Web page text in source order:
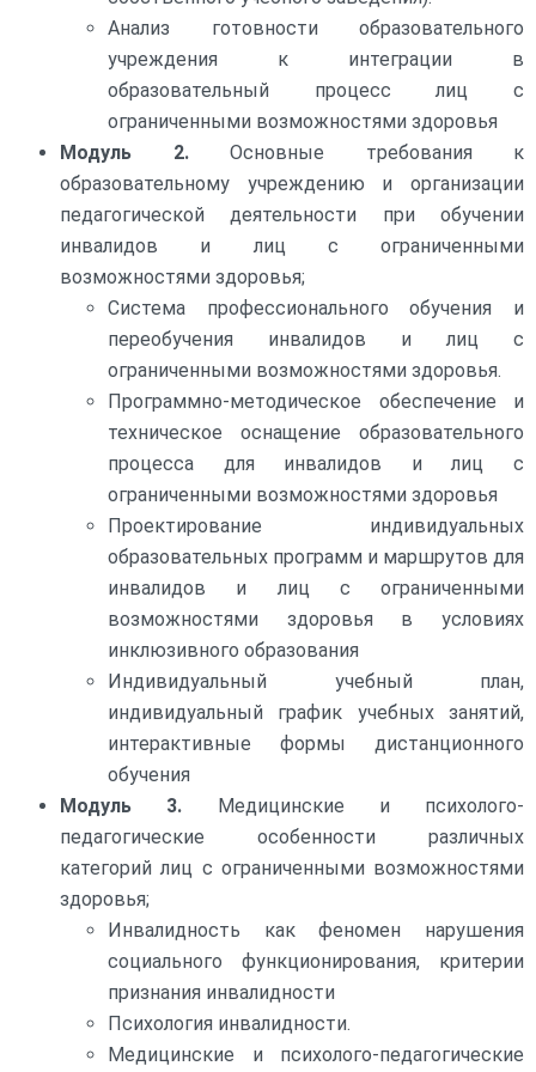
Анализ готовности образовательного
учреждения к интеграции в
образовательный процесс лиц с
ограниченными возможностями здоровья
Модуль 2.Основные требования к
образовательному учреждению и организации
педагогической деятельности при обучении
инвалидов и лиц с ограниченными
возможностями здоровья;
Система профессионального обучения и
переобучения инвалидов и лиц с
ограниченными возможностями здоровья.
Программно-методическое обеспечение и
техническое оснащение образовательного
процесса для инвалидов и лиц с
ограниченными возможностями здоровья
Проектирование индивидуальных
образовательных программ и маршрутов для
инвалидов и лиц с ограниченными
возможностями здоровья в условиях
инклюзивного образования
Индивидуальный учебный план,
индивидуальный график учебных занятий,
интерактивные формы дистанционного
обучения
Модуль 3. Медицинские и психолого-
педагогические особенности различных
категорий лиц с ограниченными возможностями
здоровья;
Инвалидность как феномен нарушения
социального функционирования, критерии
признания инвалидности
Психология инвалидности.
Медицинские и психолого-педагогические